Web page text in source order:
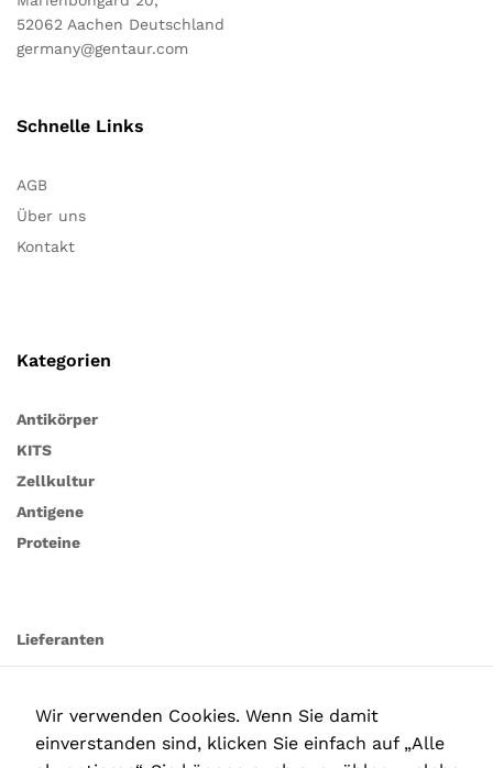
52062 Aachen Deutschland
germany@gentaur.com
Schnelle Links
AGB
Über uns
Kontakt
Kategorien
Antikörper
KITS
Zellkultur
Antigene
Proteine
Lieferanten
Wir verwenden Cookies. Wenn Sie damit
einverstanden sind, klicken Sie einfach auf „Alle